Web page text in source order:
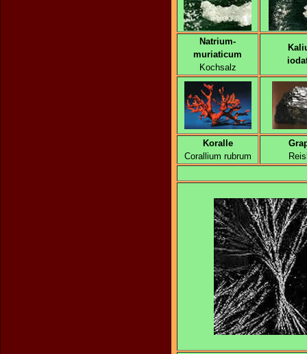
Natrium-
muriaticum
Kochsalz
Koralle
Corallium rubrum